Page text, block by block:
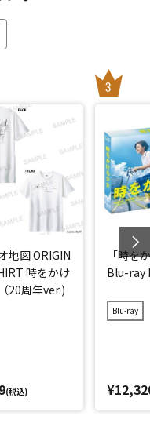
地図 ORIGIN
時をかけ
20周年ver.)
(税込)
「時を
Blu-ray
Blu-ray